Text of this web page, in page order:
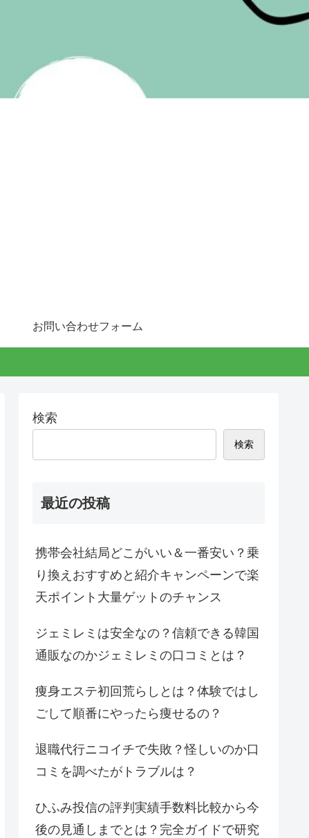
お問い合わせフォーム
検索
検索
最近の投稿
携帯会社結局どこがいい＆一番安い？乗
り換えおすすめと紹介キャンペーンで楽
天ポイント大量ゲットのチャンス
ジェミレミは安全なの？信頼できる韓国
通販なのかジェミレミの口コミとは？
痩身エステ初回荒らしとは？体験ではし
ごして順番にやったら痩せるの？
退職代行ニコイチで失敗？怪しいのか口
コミを調べたがトラブルは？
ひふみ投信の評判実績手数料比較から今
後の見通しまでとは？完全ガイドで研究